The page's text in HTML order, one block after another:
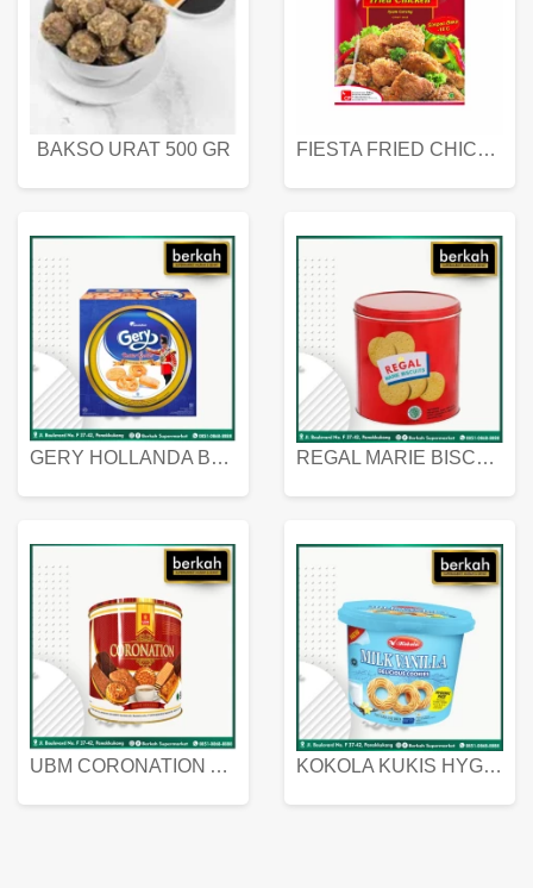
BAKSO URAT 500 GR FIESTA FRIED CHICKEN 500 GR
GERY HOLLANDA BUTTER COOKIES 450 GRAM REGAL MARIE BISCUIT KALENG 550 GRAM
UBM CORONATION ASSORTED BISKUIT KALENG 450 GRAM KOKOLA KUKIS HYGIENIC MILK VANILLA PACK 320 GR